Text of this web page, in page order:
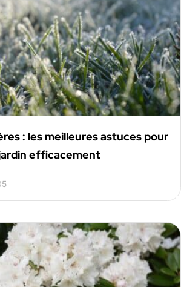
: les meilleures astuces pour
efficacement